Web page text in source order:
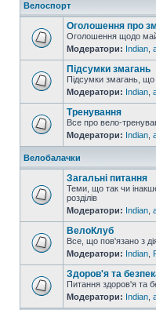
Велоспорт
Оголошення про
Оголошення щодо
Модератори: Indian
Підсумки змагань
Підсумки змагань, що
Модератори: Indian
Тренування
Все про вело-
Модератори: Indian
Велобалачки
Загальні питання
Теми, що так чи
розділів
Модератори: Indian
ВелоКлуб
Все, що пов'язано з
Модератори: Indian
Здоров'я та
Питання здоров'я та
Модератори: Indian